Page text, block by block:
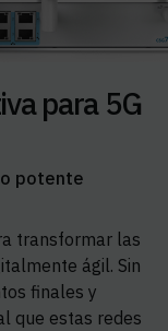
para 5G
potente
transformar las
ágil. Sin
finales y
que estas redes